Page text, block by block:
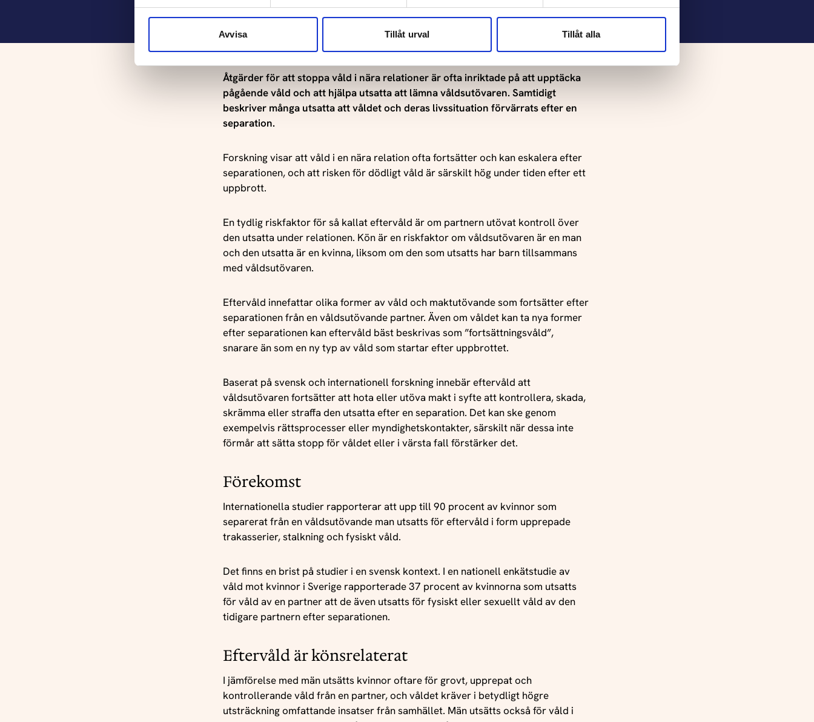
Avvisa Tillåt urval Tillåt alla
sample in Sweden” (Göteborgs universitet 2017)
Forskningsartikel: “Violence against women and consequent health problems: a
register-based study” (Scandinavian Journal of Public Health 2003)
Publikation: “Jag visste inte att vården kunde hjälpa mig.” Om kvinnors utsatthet
för våld i nära relationer i Region Stockholm” (Region Stockholm 2022)
Avhandling: ”Exposed to violence” (Uppsala universitet 2020)
Forskningsartikel: “Risk of common psychiatric disorders, suicidal behaviours,
sibling-comparison study of 127,628 people who experienced violence in
Finland and Sweden” (PLOS Medicine 2024)
Åtgärder för att stoppa våld i nära relationer är ofta inriktade på att upptäcka
pågående våld och att hjälpa utsatta att lämna våldsutövaren. Samtidigt
beskriver många utsatta att våldet och deras livssituation förvärrats efter en
separation.
Forskning visar att våld i en nära relation ofta fortsätter och kan eskalera efter
separationen, och att risken för dödligt våld är särskilt hög under tiden efter ett
uppbrott.
En tydlig riskfaktor för så kallat eftervåld är om partnern utövat kontroll över
den utsatta under relationen. Kön är en riskfaktor om våldsutövaren är en man
och den utsatta är en kvinna, liksom om den som utsatts har barn tillsammans
med våldsutövaren.
Eftervåld innefattar olika former av våld och maktutövande som fortsätter efter
separationen från en våldsutövande partner. Även om våldet kan ta nya former
efter separationen kan eftervåld bäst beskrivas som ”fortsättningsvåld”,
snarare än som en ny typ av våld som startar efter uppbrottet.
Baserat på svensk och internationell forskning innebär eftervåld att
våldsutövaren fortsätter att hota eller utöva makt i syfte att kontrollera, skada,
skrämma eller straffa den utsatta efter en separation. Det kan ske genom
exempelvis rättsprocesser eller myndighetskontakter, särskilt när dessa inte
förmår att sätta stopp för våldet eller i värsta fall förstärker det.
Förekomst
Internationella studier rapporterar att upp till 90 procent av kvinnor som
separerat från en våldsutövande man utsatts för eftervåld i form upprepade
trakasserier, stalkning och fysiskt våld.
Det finns en brist på studier i en svensk kontext. I en nationell enkätstudie av
våld mot kvinnor i Sverige rapporterade 37 procent av kvinnorna som utsatts
för våld av en partner att de även utsatts för fysiskt eller sexuellt våld av den
tidigare partnern efter separationen.
Eftervåld är könsrelaterat
I jämförelse med män utsätts kvinnor oftare för grovt, upprepat och
kontrollerande våld från en partner, och våldet kräver i betydligt högre
utsträckning omfattande insatser från samhället. Män utsätts också för våld i